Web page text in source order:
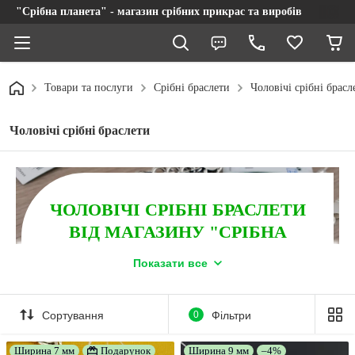
"Срібна планета" - магазин срібних прикрас та виробів
Товари та послуги Срібні браслети Чоловічі срібні
Чоловічі срібні браслети
ЧОЛОВІЧІ СРІБНІ БРАСЛЕТИ
ВІД МАГАЗИНУ "СРІБНА
ПЛАНЕТА"!
замовлень при оплаті на IBAN від 2500 грн, та при
оформленні післяплатою від 4500 грн.
Показати все
Сортування 0 Фільтри
Ширина 7 мм Подарунок Ширина 9 мм
–4%